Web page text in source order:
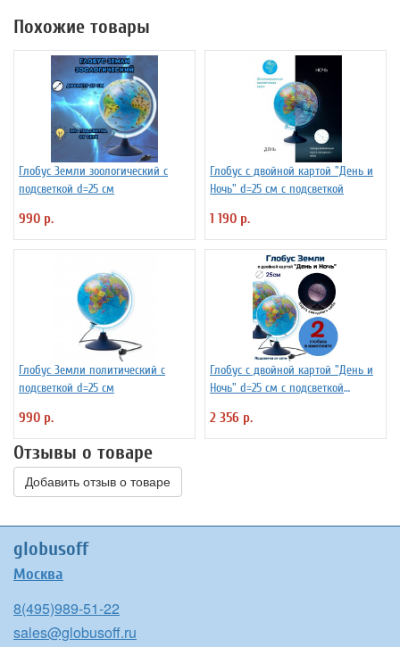
Похожие товары
Глобус Земли зоологический с
подсветкой d=25 см
990 р.
Глобус с двойной картой "День и
Ночь" d=25 см с подсветкой
1 190 р.
Глобус Земли политический с
подсветкой d=25 см
990 р.
Глобус с двойной картой "День и
Ночь" d=25 см с подсветкой
2 356 р.
Отзывы о товаре
Добавить отзыв о товаре
globusoff
Москва
8(495)989-51-22
sales@globusoff.ru